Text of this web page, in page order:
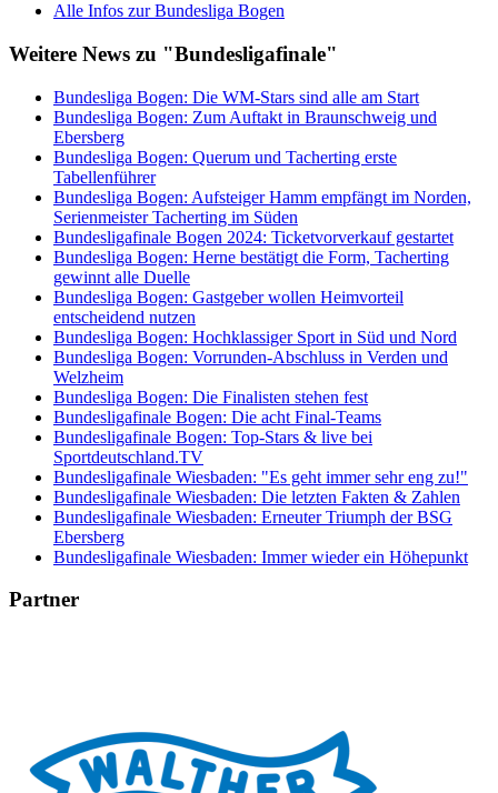
Alle Infos zur Bundesliga Bogen
Weitere News zu "Bundesligafinale"
Bundesliga Bogen: Die WM-Stars sind alle am Start
Bundesliga Bogen: Zum Auftakt in Braunschweig und
Ebersberg
Bundesliga Bogen: Querum und Tacherting erste
Tabellenführer
Bundesliga Bogen: Aufsteiger Hamm empfängt im Norden,
Serienmeister Tacherting im Süden
Bundesligafinale Bogen 2024: Ticketvorverkauf gestartet
Bundesliga Bogen: Herne bestätigt die Form, Tacherting
gewinnt alle Duelle
Bundesliga Bogen: Gastgeber wollen Heimvorteil
entscheidend nutzen
Bundesliga Bogen: Hochklassiger Sport in Süd und Nord
Bundesliga Bogen: Vorrunden-Abschluss in Verden und
Welzheim
Bundesliga Bogen: Die Finalisten stehen fest
Bundesligafinale Bogen: Die acht Final-Teams
Bundesligafinale Bogen: Top-Stars & live bei
Sportdeutschland.TV
Bundesligafinale Wiesbaden: "Es geht immer sehr eng zu!"
Bundesligafinale Wiesbaden: Die letzten Fakten & Zahlen
Bundesligafinale Wiesbaden: Erneuter Triumph der BSG
Ebersberg
Bundesligafinale Wiesbaden: Immer wieder ein Höhepunkt
Partner